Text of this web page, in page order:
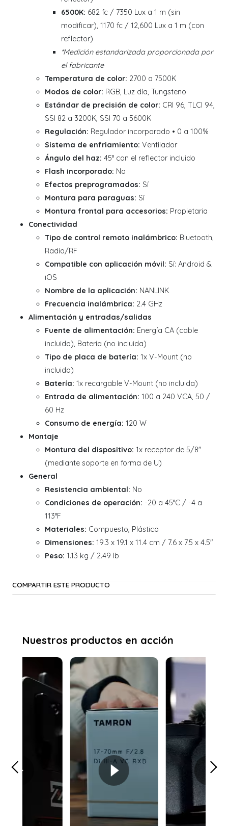
6500K: 682 fc / 7350 Lux a 1 m (sin
modificar), 1170 fc / 12,600 Lux a 1 m (con
reflector)
*Medición estandarizada proporcionada por
el fabricante
Temperatura de color: 2700 a 7500K
Modos de color: RGB, Luz día, Tungsteno
Estándar de precisión de color: CRI 96, TLCI 94,
SSI 82 a 3200K, SSI 70 a 5600K
Regulación: Regulador incorporado • 0 a 100%
Sistema de enfriamiento: Ventilador
Ángulo del haz: 45° con el reflector incluido
Flash incorporado: No
Efectos preprogramados: Sí
Montura para paraguas: Sí
Montura frontal para accesorios: Propietaria
Conectividad
Tipo de control remoto inalámbrico: Bluetooth,
Radio/RF
Compatible con aplicación móvil: Sí: Android &
iOS
Nombre de la aplicación: NANLINK
Frecuencia inalámbrica: 2.4 GHz
Alimentación y entradas/salidas
Fuente de alimentación: Energía CA (cable
incluido), Batería (no incluida)
Tipo de placa de batería: 1x V-Mount (no
incluida)
Batería: 1x recargable V-Mount (no incluida)
Entrada de alimentación: 100 a 240 VCA, 50 /
60 Hz
Consumo de energía: 120 W
Montaje
Montura del dispositivo: 1x receptor de 5/8"
(mediante soporte en forma de U)
General
Resistencia ambiental: No
Condiciones de operación: -20 a 45°C / -4 a
113°F
Materiales: Compuesto, Plástico
Dimensiones: 19.3 x 19.1 x 11.4 cm / 7.6 x 7.5 x 4.5"
Peso: 1.13 kg / 2.49 lb
COMPARTIR ESTE PRODUCTO